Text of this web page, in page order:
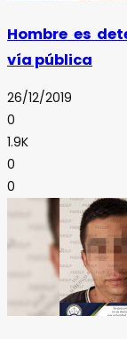
Hombre es
vía pública
26/12/2019
0
1.9K
0
0